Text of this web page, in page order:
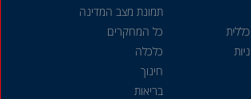
תמונת מצב המדינה
כל המחקרים
כלכלה
חינוך
בריאות